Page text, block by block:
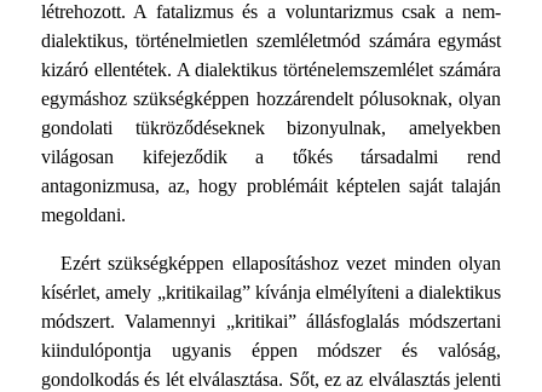
létrehozott. A fatalizmus és a voluntarizmus csak a nem-
dialektikus, történelmietlen szemléletmód számára egymást
ki­záró ellentétek. A dialektikus történelemszemlélet számára
egymáshoz szükségképpen hozzárendelt pólusoknak, olyan
gondolati tükröződéseknek bizonyulnak, amelyekben
világo­san kifejeződik a tőkés társadalmi rend
antagonizmusa, az, hogy problémáit képtelen saját talaján
megoldani.
Ezért szükségképpen ellaposításhoz vezet minden olyan
kí­sérlet, amely „kritikailag” kívánja elmélyíteni a dialektikus
módszert. Valamennyi „kritikai” állásfoglalás módszertani
kiindulópontja ugyanis éppen módszer és valóság,
gondolkodás és lét elválasztása. Sőt, ez az elválasztás jelenti